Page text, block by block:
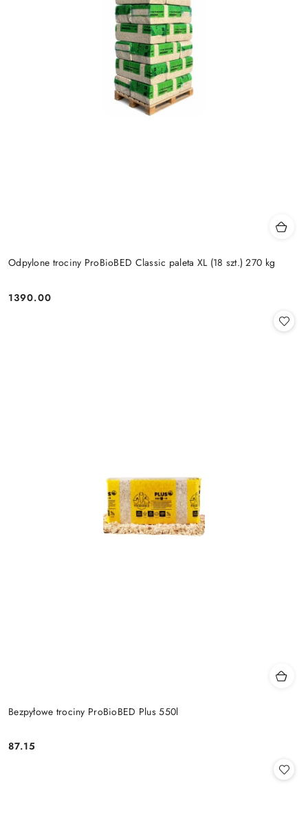
Odpylone trociny ProBioBED Classic paleta XL (18 szt.) 270 kg
Cena:
1390.00
Bezpyłowe trociny ProBioBED Plus 550l
Cena:
87.15